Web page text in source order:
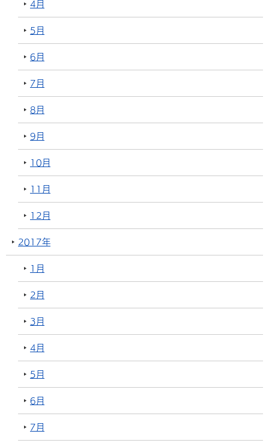
4月
5月
6月
7月
8月
9月
10月
11月
12月
2017年
1月
2月
3月
4月
5月
6月
7月